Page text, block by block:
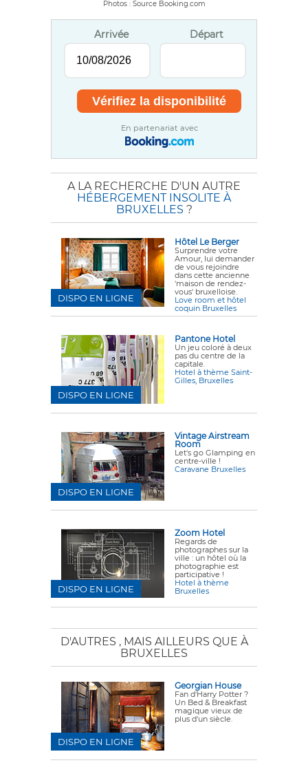
Photos : Source Booking.com
Arrivée Départ
En partenariat avec
A LA RECHERCHE D'UN AUTRE
HÉBERGEMENT INSOLITE À
BRUXELLES ?
Hôtel Le Berger
Surprendre votre
Amour, lui demander
de vous rejoindre
dans cette ancienne
'maison de rendez-
vous' bruxelloise.
Love room et hôtel
coquin Bruxelles
DISPO EN LIGNE
Pantone Hotel
Un jeu coloré à deux
pas du centre de la
capitale.
Hotel à thème Saint-
Gilles, Bruxelles
DISPO EN LIGNE
Vintage Airstream
Room
Let's go Glamping en
centre-ville !
Caravane Bruxelles
DISPO EN LIGNE
Zoom Hotel
Regards de
photographes sur la
ville : un hôtel où la
photographie est
participative !
Hotel à thème
Bruxelles
DISPO EN LIGNE
D'AUTRES , MAIS AILLEURS QUE À
BRUXELLES
Georgian House
Fan d'Harry Potter ?
Un Bed & Breakfast
magique vieux de
plus d'un siècle.
DISPO EN LIGNE